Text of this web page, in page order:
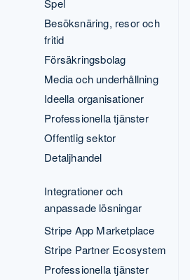
Besöksnäring, resor och
fritid
Försäkringsbolag
Media och underhållning
Ideella organisationer
Professionella tjänster
Offentlig sektor
Detaljhandel
Integrationer och
anpassade lösningar
Stripe App Marketplace
Stripe Partner Ecosystem
Professionella tjänster